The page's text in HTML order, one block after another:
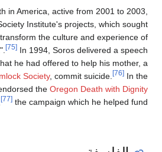
in America, active from 2001 to 2003,
Institute's projects, which sought
the culture and experience of
[75] In 1994, Soros delivered a speech
he had offered to help his mother, a
Society, commit suicide. [76] In the
the Oregon Death with Dignity
[77] the campaign which he helped fund.